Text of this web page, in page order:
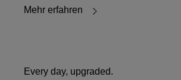
Mehr erfahren
Every day, upgraded.